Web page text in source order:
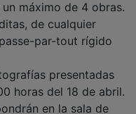
de cualquier
par-tout rígido
presentadas
horas del 18 de abril.
en la sala de